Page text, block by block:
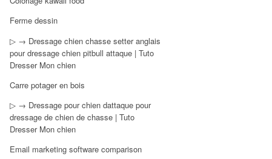
Ferme dessin
▷ → Dressage chien chasse setter anglais
pour dressage chien pitbull attaque | Tuto
Dresser Mon chien
Carre potager en bois
▷ → Dressage pour chien dattaque pour
dressage de chien de chasse | Tuto
Dresser Mon chien
Email marketing software comparison